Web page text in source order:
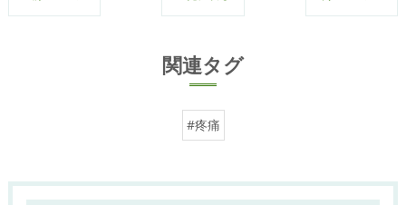
関連タグ
#疼痛